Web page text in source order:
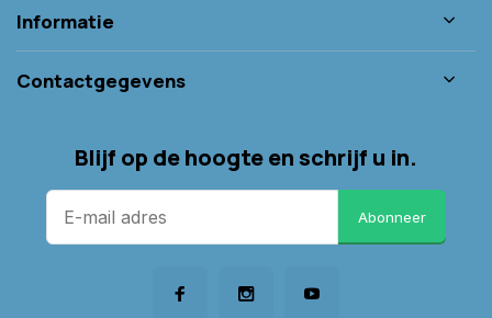
Informatie
Contactgegevens
Blijf op de hoogte en schrijf u in.
Abonneer